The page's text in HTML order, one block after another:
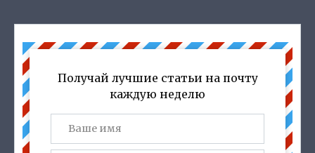
Получай лучшие статьи на почту
каждую неделю